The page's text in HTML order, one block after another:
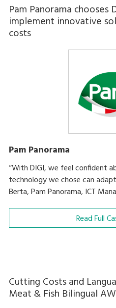
Pam Panorama chooses
implement innovative
costs
Pam Panorama
‘’With DIGI, we feel confident
technology we chose can
Berta, Pam Panorama, ICT
Read Full
Cutting Costs and
Meat & Fish Bilingual